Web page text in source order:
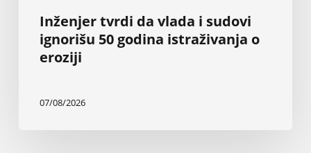
Inženjer tvrdi da vlada i sudovi
ignorišu 50 godina istraživanja o
eroziji
07/08/2026